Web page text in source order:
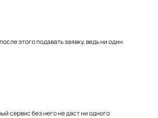
этого подавать заявку, ведь ни один
сервис без него не даст ни одного